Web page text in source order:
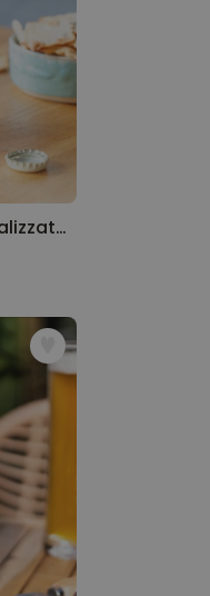
Boccale da Birra Personalizzato con Testo